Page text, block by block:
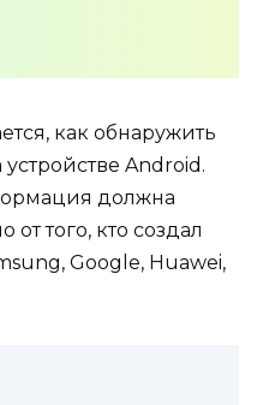
как обнаружить
Android.
должна
того, кто создал
Google, Huawei,